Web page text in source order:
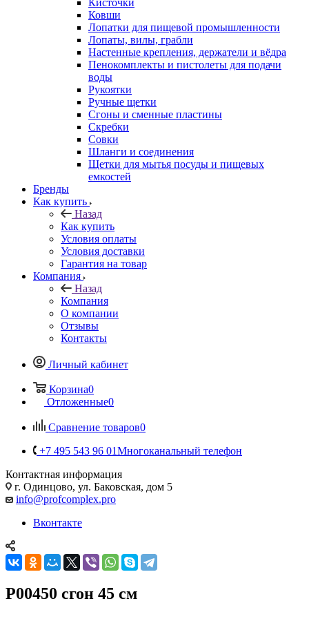
Кисточки
Ковши
Лопатки для пищевой промышленности
Лопаты, вилы, грабли
Настенные крепления, держатели и вёдра
Пенокомплекты и пистолеты для подачи
воды
Рукоятки
Ручные щетки
Сгоны и сменные пластины
Скребки
Совки
Шланги и соединения
Щетки для мытья посуды и пищевых
емкостей
Бренды
Как купить
Назад
Как купить
Условия оплаты
Условия доставки
Гарантия на товар
Компания
Назад
Компания
О компании
Отзывы
Контакты
Личный кабинет
Корзина0
Отложенные0
Сравнение товаров0
+7 495 543 96 01Многоканальный телефон
Контактная информация
г. Одинцово, ул. Баковская, дом 5
info@profcomplex.pro
Вконтакте
P00450 сгон 45 см